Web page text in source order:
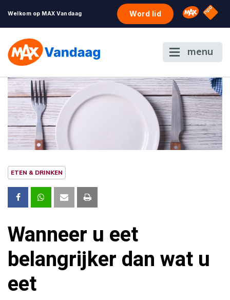
Welkom op MAX Vandaag Word lid Omroep
NPO
menu
ETEN & DRINKEN
Wanneer u eet
belangrijker dan wat u
eet